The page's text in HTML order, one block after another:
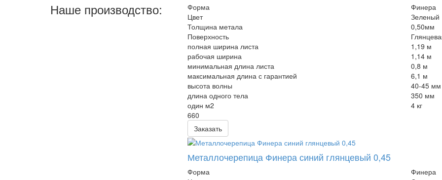
Наше производство: Форма
Финера
Цвет
Зеленый
Толщина метала
0,50мм
Поверхность
полная ширина листа
1,19 м
рабочая ширина
1,14 м
минимальная длина листа
0,8 м
максимальная длина с гарантией
6,1 м
высота волны
40-45 мм
длина одного тела
350 мм
один м2
4 кг
660
Заказать
Металлочерепица Финера синий глянцевый 0,45
Форма
Финера